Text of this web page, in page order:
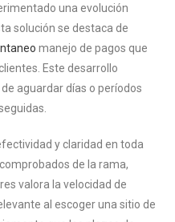
una evolución
solución se destaca de
manejo de pagos que
Este desarrollo
aguardar días o períodos
y claridad en toda
de la rama,
valora la velocidad de
al escoger una sitio de